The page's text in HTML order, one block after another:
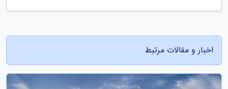
اخبار و مقالات مرتبط